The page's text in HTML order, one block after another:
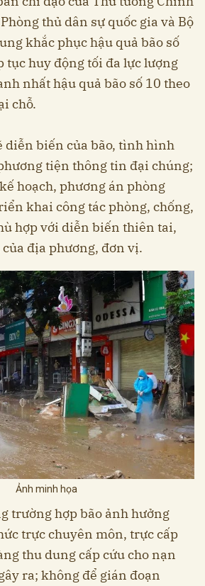
thủ dân sự quốc gia và Bộ
khắc phục hậu quả bão số
tục huy động tối đa lực lượng
nhất hậu quả bão số 10 theo
chỗ.
diễn biến của bão, tình hình
tiện thông tin đại chúng;
hoạch, phương án phòng
khai công tác phòng, chống,
hợp với diễn biến thiên tai,
địa phương, đơn vị.
Ảnh minh họa
trường hợp bão ảnh hưởng
trực chuyên môn, trực cấp
thu dung cấp cứu cho nạn
ra; không để gián đoạn